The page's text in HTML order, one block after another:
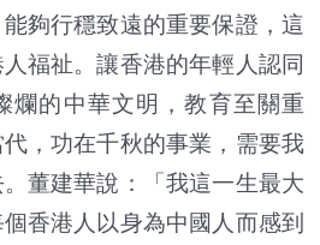
夠行穩致遠的重要保證，這
福祉。讓香港的年輕人認同
爛的中華文明，教育至關重
，功在千秋的事業，需要我
董建華說：「我這一生最大
香港人以身為中國人而感到